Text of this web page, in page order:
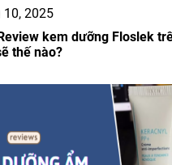
2025
kem dưỡng Floslek
thế nào?